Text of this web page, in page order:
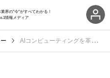
業界の"今"がすべてわかる！
情報メディア
AIコンピューティングを革新するシリコンフォトニクスの材料工学